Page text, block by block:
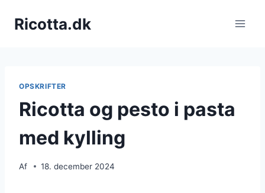
Ricotta.dk
OPSKRIFTER
Ricotta og pesto i pasta
med kylling
Af 18. december 2024